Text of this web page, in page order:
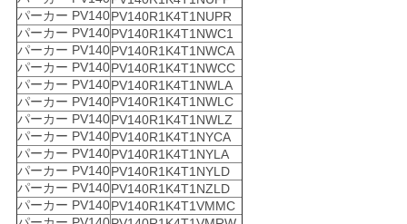
パーカー PV140PV140R1K4T1NUPR
パーカー PV140PV140R1K4T1NWC1
パーカー PV140PV140R1K4T1NWCA
パーカー PV140PV140R1K4T1NWCC
パーカー PV140PV140R1K4T1NWLA
パーカー PV140PV140R1K4T1NWLC
パーカー PV140PV140R1K4T1NWLZ
パーカー PV140PV140R1K4T1NYCA
パーカー PV140PV140R1K4T1NYLA
パーカー PV140PV140R1K4T1NYLD
パーカー PV140PV140R1K4T1NZLD
パーカー PV140PV140R1K4T1VMMC